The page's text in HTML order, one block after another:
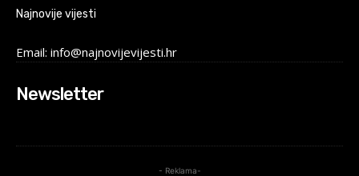
Najnovije vijesti
Email: info@najnovijevijesti.hr
Newsletter
- Reklama-